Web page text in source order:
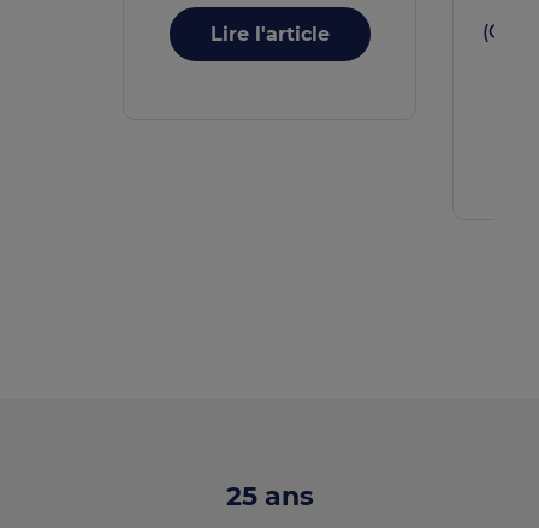
Lire l'article
25ans